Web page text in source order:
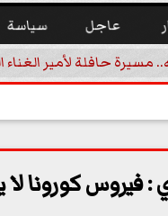
عاجل سياسة
مسيرة حافلة لأمير
: فيروس كورونا